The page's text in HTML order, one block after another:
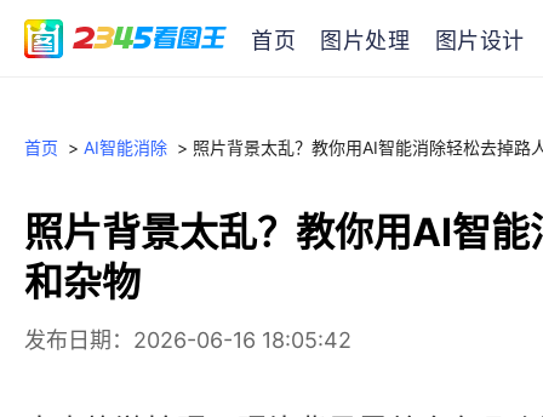
首页 图片处理 图片设计
首页 > AI智能消除 > 照片背景太乱？教你用AI智能消除轻松去掉路
照片背景太乱？教你用AI智
和杂物
发布日期：2026-06-16 18:05:42